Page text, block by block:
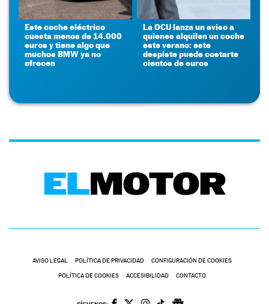
Este coche eléctrico
cuesta menos de 14.000
euros y tiene algo que
muchos BMW ya no
ofrecen
La OCU lanza un aviso a
quienes alquilen un coche
este verano: este
despiste puede costarte
cientos de euros
AVISO LEGAL POLÍTICA DE PRIVACIDAD CONFIGURACIÓN DE COOKIES
POLÍTICA DE COOKIES ACCESIBILIDAD CONTACTO